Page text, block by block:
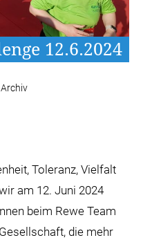
12.6.2024
Archiv
Toleranz, Vielfalt
am 12. Juni 2024
beim Rewe Team
die mehr